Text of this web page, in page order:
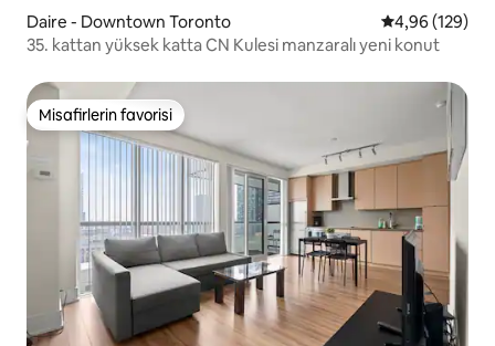
Daire - Downtown Toronto 5 üzerinden
4,96 (129)
35. kattan yüksek katta CN Kulesi manzaralı yeni konut
Misafirlerin favorisi
Misafirlerin favorisi